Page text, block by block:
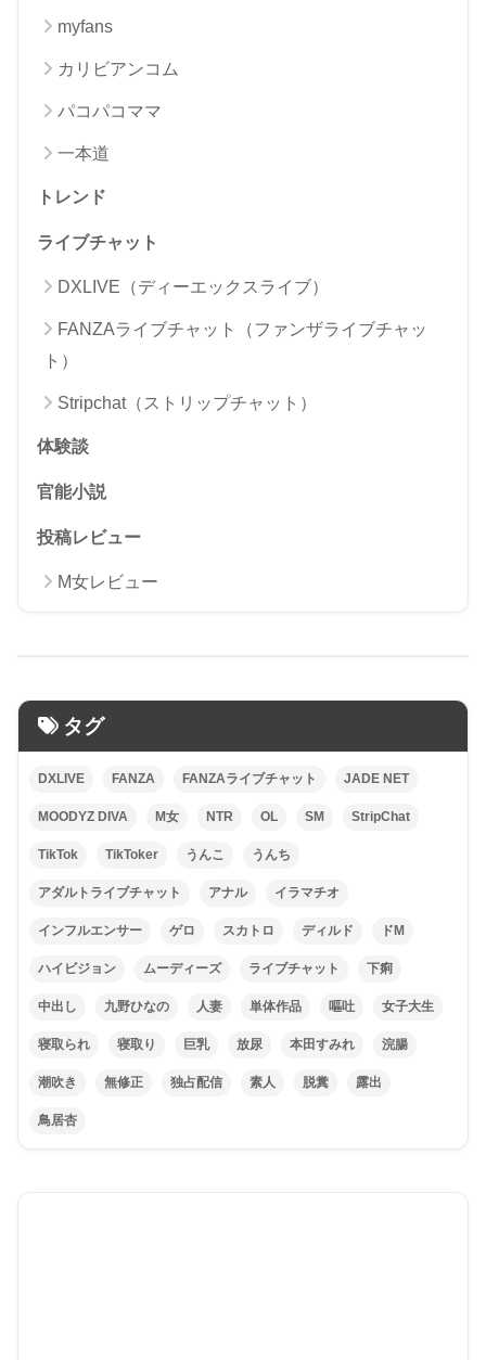
myfans
カリビアンコム
パコパコママ
一本道
トレンド
ライブチャット
DXLIVE（ディーエックスライブ）
FANZAライブチャット（ファンザライブチャッ
ト）
Stripchat（ストリップチャット）
体験談
官能小説
投稿レビュー
M女レビュー
タグ
DXLIVE FANZA FANZAライブチャット JADE NET
MOODYZ DIVA M女 NTR OL SM StripChat
TikTok TikToker うんこ うんち
アダルトライブチャット アナル イラマチオ
インフルエンサー ゲロ スカトロ ディルド ドM
ハイビジョン ムーディーズ ライブチャット 下痢
中出し 九野ひなの 人妻 単体作品 嘔吐 女子大生
寝取られ 寝取り 巨乳 放尿 本田すみれ 浣腸
潮吹き 無修正 独占配信 素人 脱糞 露出
鳥居杏